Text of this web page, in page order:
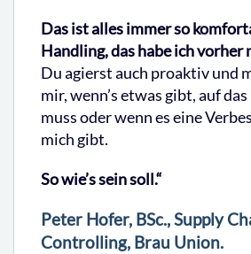
Das ist alles immer so
Handling, das habe ich vorher
Du agierst auch proaktiv und
mir, wenn’s etwas gibt, auf
muss oder wenn es eine
mich gibt.
So wie’s sein soll.“
Peter Hofer, BSc., Supply
Controlling, Brau Union.